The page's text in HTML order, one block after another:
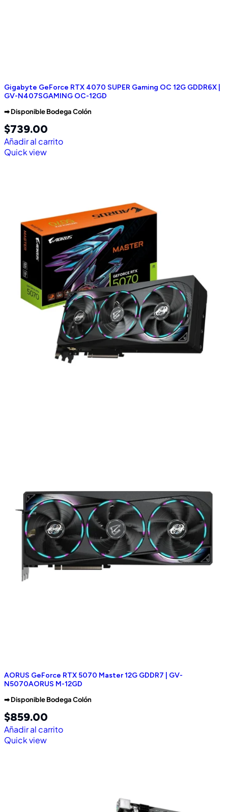
Gigabyte GeForce RTX 4070 SUPER Gaming OC 12G GDDR6X |
GV-N407SGAMING OC-12GD
➡︎ Disponible Bodega Colón
$739.00
Añadir al carrito
Quick view
AORUS GeForce RTX 5070 Master 12G GDDR7 | GV-
N5070AORUS M-12GD
➡︎ Disponible Bodega Colón
$859.00
Añadir al carrito
Quick view